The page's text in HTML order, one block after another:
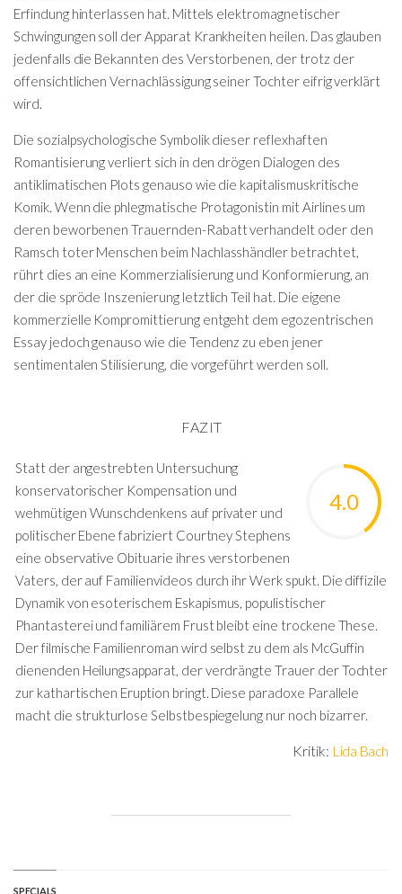
Erfindung hinterlassen hat. Mittels elektromagnetischer
Schwingungen soll der Apparat Krankheiten heilen. Das glauben
jedenfalls die Bekannten des Verstorbenen, der trotz der
offensichtlichen Vernachlässigung seiner Tochter eifrig verklärt
wird.
Die sozialpsychologische Symbolik dieser reflexhaften
Romantisierung verliert sich in den drögen Dialogen des
antiklimatischen Plots genauso wie die kapitalismuskritische
Komik. Wenn die phlegmatische Protagonistin mit Airlines um
deren beworbenen Trauernden-Rabatt verhandelt oder den
Ramsch toter Menschen beim Nachlasshändler betrachtet,
rührt dies an eine Kommerzialisierung und Konformierung, an
der die spröde Inszenierung letztlich Teil hat. Die eigene
kommerzielle Kompromittierung entgeht dem egozentrischen
Essay jedoch genauso wie die Tendenz zu eben jener
sentimentalen Stilisierung, die vorgeführt werden soll.
FAZIT
4.0
Statt der angestrebten Untersuchung
konservatorischer Kompensation und
wehmütigen Wunschdenkens auf privater und
politischer Ebene fabriziert Courtney Stephens
eine observative Obituarie ihres verstorbenen
Vaters, der auf Familienvideos durch ihr Werk spukt. Die diffizile
Dynamik von esoterischem Eskapismus, populistischer
Phantasterei und familiärem Frust bleibt eine trockene These.
Der filmische Familienroman wird selbst zu dem als McGuffin
dienenden Heilungsapparat, der verdrängte Trauer der Tochter
zur kathartischen Eruption bringt. Diese paradoxe Parallele
macht die strukturlose Selbstbespiegelung nur noch bizarrer.
Kritik: Lida Bach
SPECIALS